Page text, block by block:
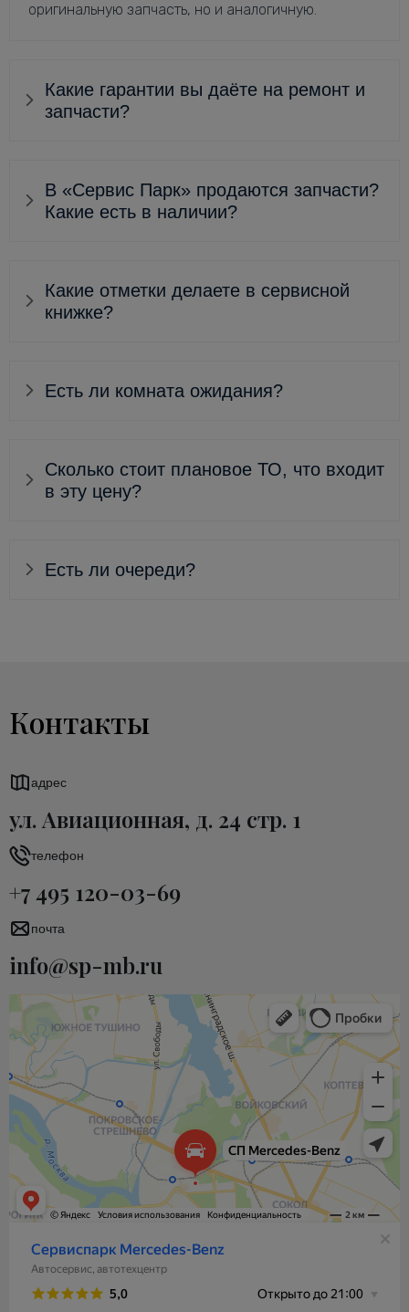
оригинальную запчасть, но и аналогичную.
Какие гарантии вы даёте на ремонт и
запчасти?
В «Сервис Парк» продаются запчасти?
Какие есть в наличии?
Какие отметки делаете в сервисной
книжке?
Есть ли комната ожидания?
Сколько стоит плановое ТО, что входит
в эту цену?
Есть ли очереди?
Контакты
адрес
ул. Авиационная, д. 24 стр. 1
телефон
+7 495 120-03-69
почта
info@sp-mb.ru